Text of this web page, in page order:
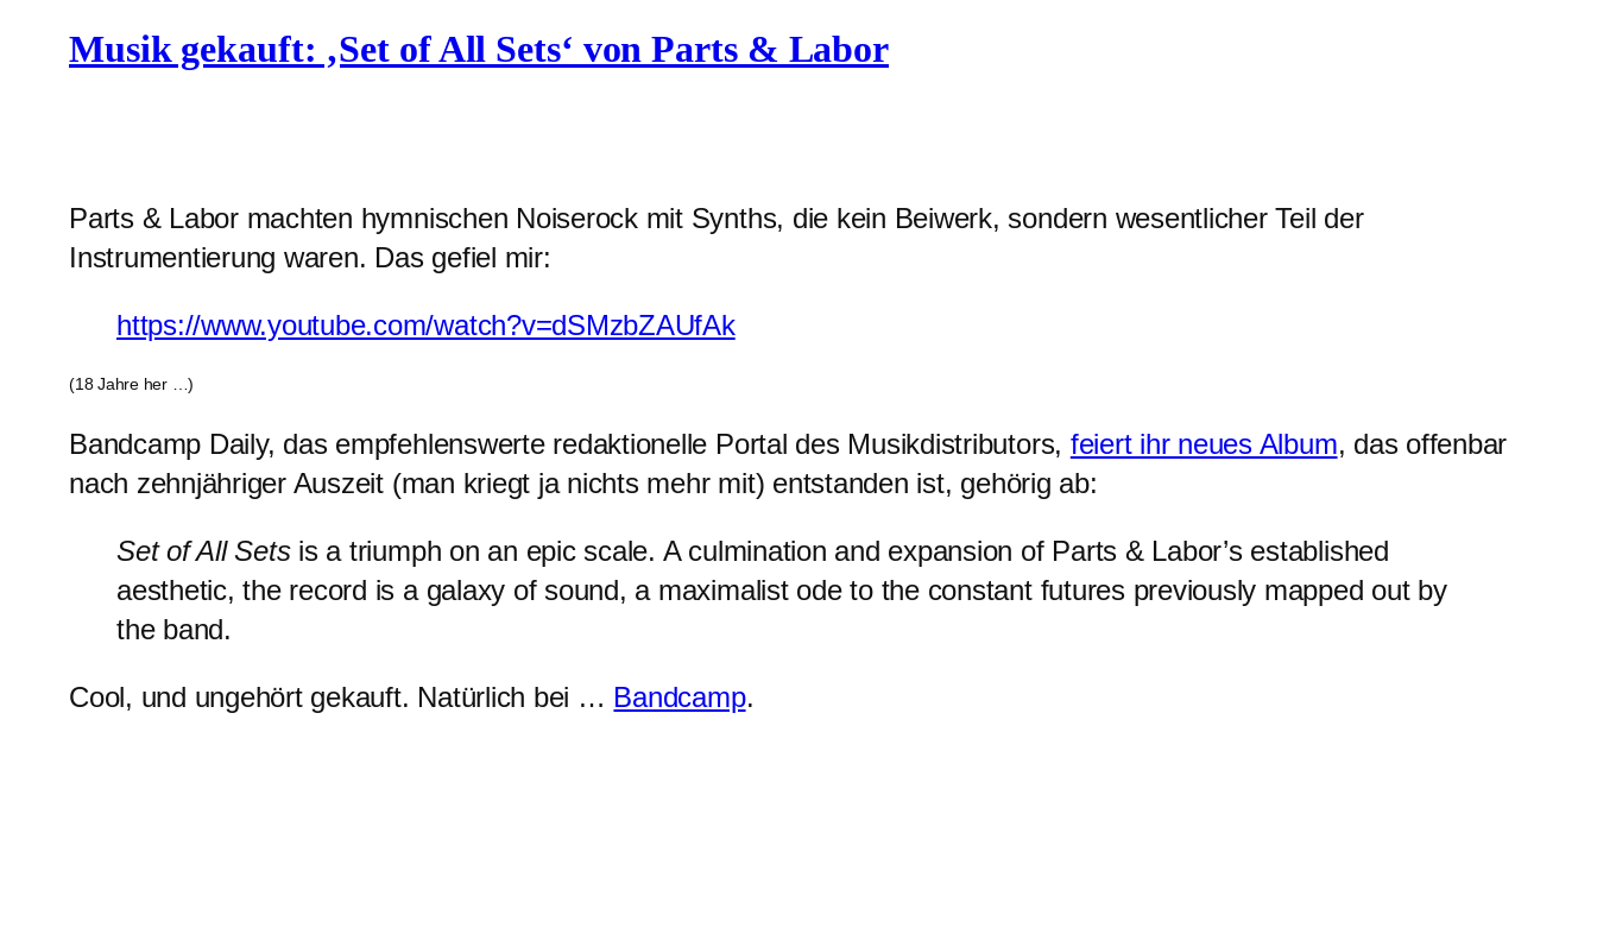
Musik gekauft: ‚Set of All Sets‘ von Parts & Labor
Parts & Labor machten hymnischen Noiserock mit Synths, die kein Beiwerk, sondern wesentlicher Teil der
Instrumentierung waren. Das gefiel mir:
https://www.youtube.com/watch?v=dSMzbZAUfAk
(18 Jahre her …)
Bandcamp Daily, das empfehlenswerte redaktionelle Portal des Musikdistributors, feiert ihr neues Album, das offenbar
nach zehnjähriger Auszeit (man kriegt ja nichts mehr mit) entstanden ist, gehörig ab:
Set of All Setsis a triumph on an epic scale. A culmination and expansion of Parts & Labor’s established
aesthetic, the record is a galaxy of sound, a maximalist ode to the constant futures previously mapped out by
the band.
Cool, und ungehört gekauft. Natürlich bei … Bandcamp.